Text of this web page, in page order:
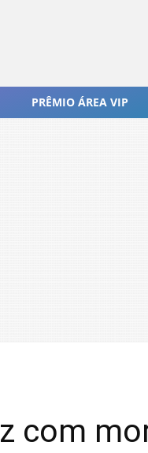
PRÊMIO ÁREA VIP
com